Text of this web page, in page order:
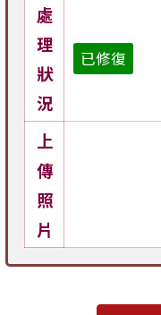
處
理
狀
況
已修復
上
傳
照
片